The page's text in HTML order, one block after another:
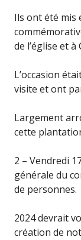
Ils ont été mis
de l’église et
L’occasion
visite et ont
Largement
cette
2 – Vendredi
générale du
de personnes.
2024 devrait
création de